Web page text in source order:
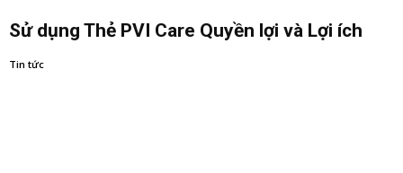
Sử dụng Thẻ PVI Care Quyền lợi và Lợi ích
Tin tức